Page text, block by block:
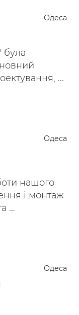
Одеса
була
...
Одеса
нашого
і монтаж
...
Одеса